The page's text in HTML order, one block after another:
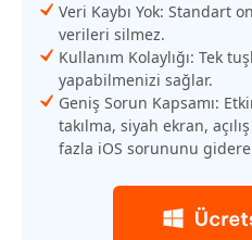
Veri Kaybı Yok: Standart
verileri silmez.
Kullanım Kolaylığı: Tek
yapabilmenizi sağlar.
Geniş Sorun Kapsamı:
takılma, siyah ekran,
fazla iOS sorununu